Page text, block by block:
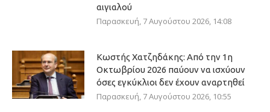
αιγιαλού
Παρασκευή, 7 Αυγούστου 2026, 14:08
Κωστής Χατζηδάκης: Από την 1η
Οκτωβρίου 2026 παύουν να ισχύουν
όσες εγκύκλιοι δεν έχουν αναρτηθεί
Παρασκευή, 7 Αυγούστου 2026, 10:55